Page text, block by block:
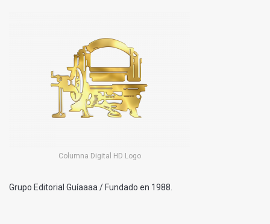
Columna Digital HD Logo
Grupo Editorial Guíaaaa / Fundado en 1988.